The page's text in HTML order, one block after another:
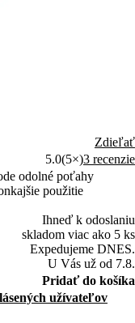
Zdieľať
5.0(5×)3 recenzie
odolné poťahy
použitie
Ihneď k odoslaniu
skladom viac ako 5 ks
Expedujeme DNES.
U Vás už od 7.8.
Pridať do košíka
užívateľov